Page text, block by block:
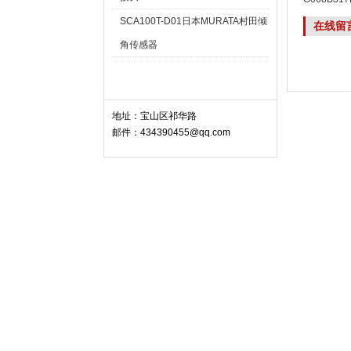
SCA100T-D01日本MURATA村田倾
角传感器
地址：宝山区祁华路
邮件：434390455@qq.com
在线留